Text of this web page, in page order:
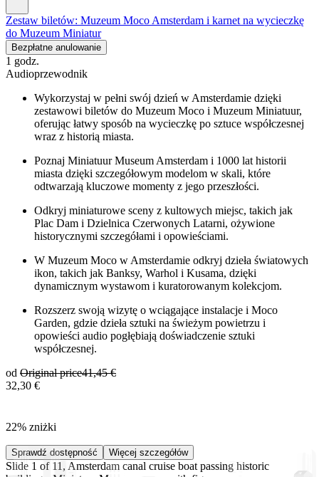
Zestaw biletów: Muzeum Moco Amsterdam i karnet na wycieczkę
do Muzeum Miniatur
Bezpłatne anulowanie
1 godz.
Audioprzewodnik
Wykorzystaj w pełni swój dzień w Amsterdamie dzięki
zestawowi biletów do Muzeum Moco i Muzeum Miniatuur,
oferując łatwy sposób na wycieczkę po sztuce współczesnej
wraz z historią miasta.
Poznaj Miniatuur Museum Amsterdam i 1000 lat historii
miasta dzięki szczegółowym modelom w skali, które
odtwarzają kluczowe momenty z jego przeszłości.
Odkryj miniaturowe sceny z kultowych miejsc, takich jak
Plac Dam i Dzielnica Czerwonych Latarni, ożywione
historycznymi szczegółami i opowieściami.
W Muzeum Moco w Amsterdamie odkryj dzieła światowych
ikon, takich jak Banksy, Warhol i Kusama, dzięki
dynamicznym wystawom i kuratorowanym kolekcjom.
Rozszerz swoją wizytę o wciągające instalacje i Moco
Garden, gdzie dzieła sztuki na świeżym powietrzu i
opowieści audio pogłębiają doświadczenie sztuki
współczesnej.
od Original price41,45 €
32,30 €
22% zniżki
Sprawdź dostępność Więcej szczegółów
Slide 1 of 11, Amsterdam canal cruise boat passing historic